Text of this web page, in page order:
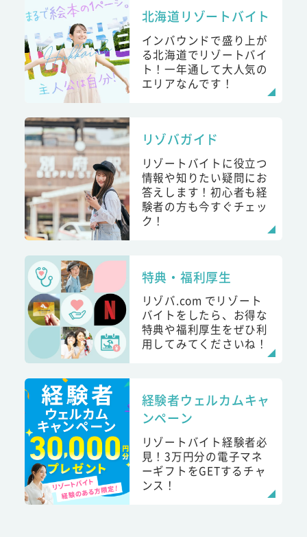
北海道リゾートバイト
インバウンドで盛り上が
る北海道でリゾートバイ
ト！一年通して大人気の
エリアなんです！
リゾバガイド
リゾートバイトに役立つ
情報や知りたい疑問にお
答えします！初心者も経
験者の方も今すぐチェッ
ク！
特典・福利厚生
リゾバ.com でリゾート
バイトをしたら、お得な
特典や福利厚生をぜひ利
用してみてくださいね！
経験者ウェルカムキャ
ンペーン
リゾートバイト経験者必
見！3万円分の電子マネ
ーギフトをGETするチャ
ンス！